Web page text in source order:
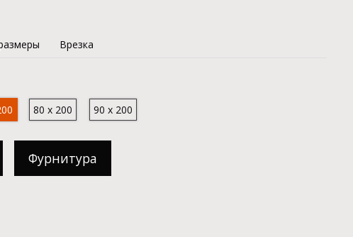
Врезка
80 x 200 90 x 200
Фурнитура